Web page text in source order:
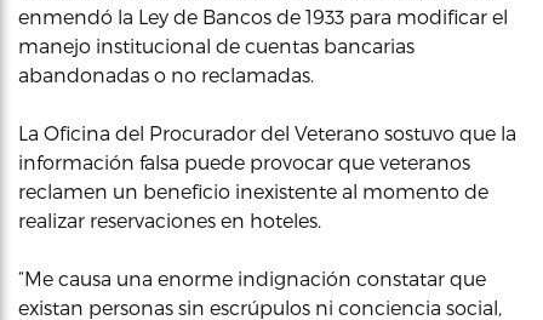
enmendó la Ley de Bancos de 1933 para modificar el
manejo institucional de cuentas bancarias
abandonadas o no reclamadas.
La Oficina del Procurador del Veterano sostuvo que la
información falsa puede provocar que veteranos
reclamen un beneficio inexistente al momento de
realizar reservaciones en hoteles.
“Me causa una enorme indignación constatar que
existan personas sin escrúpulos ni conciencia social,